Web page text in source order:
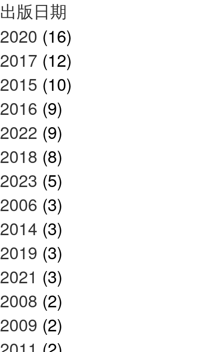
出版日期
2020 (16)
2017 (12)
2015 (10)
2016 (9)
2022 (9)
2018 (8)
2023 (5)
2006 (3)
2014 (3)
2019 (3)
2021 (3)
2008 (2)
2009 (2)